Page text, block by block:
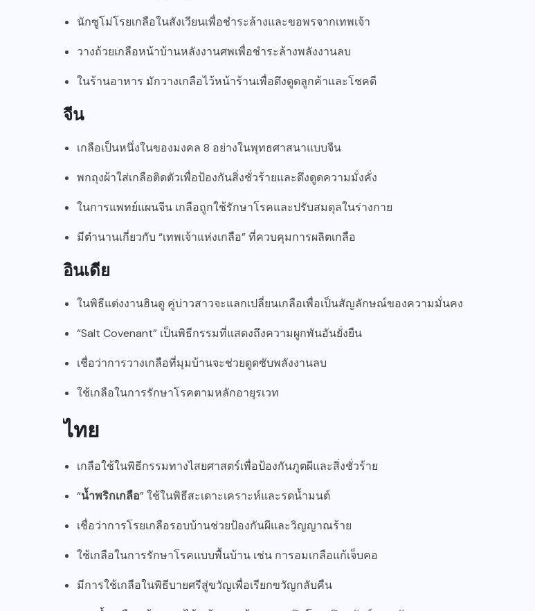
นักซูโม่โรยเกลือในสังเวียนเพื่อชำระล้างและขอพรจากเทพเจ้า
วางถ้วยเกลือหน้าบ้านหลังงานศพเพื่อชำระล้างพลังงานลบ
ในร้านอาหาร มักวางเกลือไว้หน้าร้านเพื่อดึงดูดลูกค้าและโชคดี
จีน
เกลือเป็นหนึ่งในของมงคล 8 อย่างในพุทธศาสนาแบบจีน
พกถุงผ้าใส่เกลือติดตัวเพื่อป้องกันสิ่งชั่วร้ายและดึงดูดความมั่งคั่ง
ในการแพทย์แผนจีน เกลือถูกใช้รักษาโรคและปรับสมดุลในร่างกาย
มีตำนานเกี่ยวกับ “เทพเจ้าแห่งเกลือ” ที่ควบคุมการผลิตเกลือ
อินเดีย
ในพิธีแต่งงานฮินดู คู่บ่าวสาวจะแลกเปลี่ยนเกลือเพื่อเป็นสัญลักษณ์ของความมั่นคง
“Salt Covenant” เป็นพิธีกรรมที่แสดงถึงความผูกพันอันยั่งยืน
เชื่อว่าการวางเกลือที่มุมบ้านจะช่วยดูดซับพลังงานลบ
ใช้เกลือในการรักษาโรคตามหลักอายุรเวท
ไทย
เกลือใช้ในพิธีกรรมทางไสยศาสตร์เพื่อป้องกันภูตผีและสิ่งชั่วร้าย
“น้ำพริกเกลือ” ใช้ในพิธีสะเดาะเคราะห์และรดน้ำมนต์
เชื่อว่าการโรยเกลือรอบบ้านช่วยป้องกันผีและวิญญาณร้าย
ใช้เกลือในการรักษาโรคแบบพื้นบ้าน เช่น การอมเกลือแก้เจ็บคอ
มีการใช้เกลือในพิธีบายศรีสู่ขวัญเพื่อเรียกขวัญกลับคืน